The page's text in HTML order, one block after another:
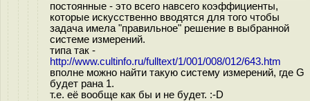
постоянные - это всего навсего коэффициенты,
которые искусственно вводятся для того чтобы
задача имела "правильное" решение в выбранной
системе измерений.
типа так -
http://www.cultinfo.ru/fulltext/1/001/008/012/643.htm
вполне можно найти такую систему измерений, где G
будет рана 1.
т.е. её вообще как бы и не будет. :-D